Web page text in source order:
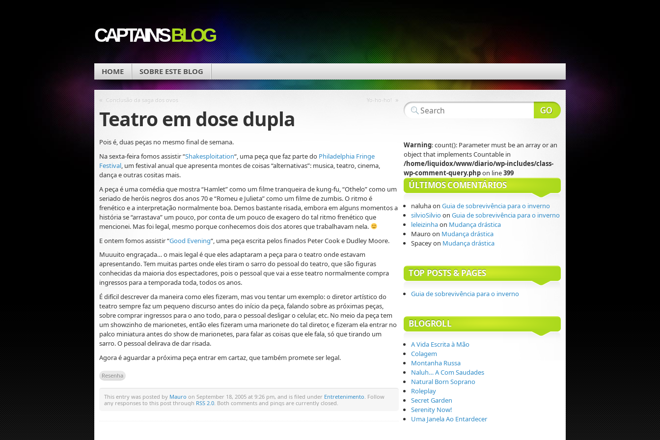
CAPTAIN'SBLOG
HOME SOBRE ESTE BLOG
« Conclusão da saga dos ovos Yo-ho-ho! »
Teatro em dose dupla
Pois é, duas peças no mesmo final de semana.
Na sexta-feira fomos assistir “Shakesploitation“, uma peça que faz parte do Philadelphia Fringe
Festival, um festival anual que apresenta montes de coisas “alternativas”: musica, teatro, cinema,
dança e outras cositas mais.
A peça é uma comédia que mostra “Hamlet” como um filme tranqueira de kung-fu, “Othelo” como um
seriado de heróis negros dos anos 70 e “Romeu e Julieta” como um filme de zumbis. O ritmo é
frenético e a interpretação normalmente boa. Demos bastante risada, embora em alguns momentos a
história se “arrastava” um pouco, por conta de um pouco de exagero do tal ritmo frenético que
mencionei. Mas foi legal, mesmo porque conhecemos dois dos atores que trabalhavam nela.
E ontem fomos assistir “Good Evening“, uma peça escrita pelos finados Peter Cook e Dudley Moore.
Muuuito engraçada… o mais legal é que eles adaptaram a peça para o teatro onde estavam
apresentando. Tem muitas partes onde eles tiram o sarro do pessoal do teatro, que são figuras
conhecidas da maioria dos espectadores, pois o pessoal que vai a esse teatro normalmente compra
ingressos para a temporada toda, todos os anos.
É difícil descrever da maneira como eles fizeram, mas vou tentar um exemplo: o diretor artístico do
teatro sempre faz um pequeno discurso antes do início da peça, falando sobre as próximas peças,
sobre comprar ingressos para o ano todo, para o pessoal desligar o celular, etc. No meio da peça tem
um showzinho de marionetes, então eles fizeram uma marionete do tal diretor, e fizeram ela entrar no
palco miniatura antes do show de marionetes, para falar as coisas que ele fala, só que tirando um
sarro. O pessoal delirava de dar risada.
Agora é aguardar a próxima peça entrar em cartaz, que também promete ser legal.
Resenha
This entry was posted by Mauro on September 18, 2005 at 9:26 pm, and is filed under Entretenimento . Follow
any responses to this post through RSS 2.0 . Both comments and pings are currently closed.
Warning: count(): Parameter must be an array or an
object that implements Countable in
/home/liquidox/www/diario/wp-includes/class-
wp-comment-query.phpon line399
ÚLTIMOS COMENTÁRIOS
naluhaon Guia de sobrevivência para o inverno
silvioSilvioon Guia de sobrevivência para o inverno
leleizinhaon Mudança drástica
Mauroon Mudança drástica
Spaceyon Mudança drástica
TOP POSTS & PAGES
Guia de sobrevivência para o inverno
BLOGROLL
A Vida Escrita à Mão
Colagem
Montanha Russa
Naluh… A Com Saudades
Natural Born Soprano
Roleplay
Secret Garden
Serenity Now!
Uma Janela Ao Entardecer